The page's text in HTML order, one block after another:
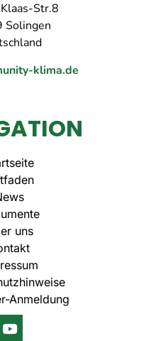
Str.8
Solingen
klima.de
uns
Anmeldung